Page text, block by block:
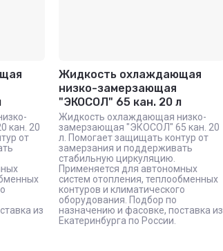
кан. 20
от
из
Жидкость охлаждающая
низко-замерзающая
"ЭКОСОЛ" 65 кан. 20 л
Жидкость охлаждающая низко-
замерзающая "ЭКОСОЛ" 65 кан. 20
л. Помогает защищать контур от
замерзания и поддерживать
стабильную циркуляцию.
Применяется для автономных
систем отопления, теплообменных
контуров и климатического
оборудования. Подбор по
назначению и фасовке, поставка из
Екатеринбурга по России.